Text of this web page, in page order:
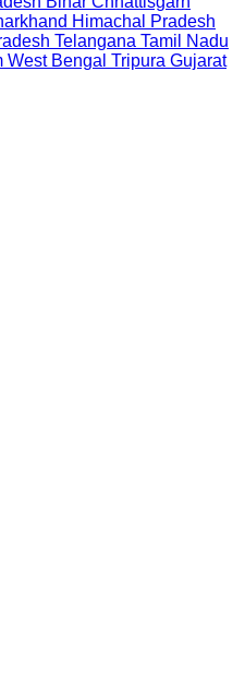
Himachal Pradesh
Telangana Tamil Nadu
West Bengal Tripura Gujarat